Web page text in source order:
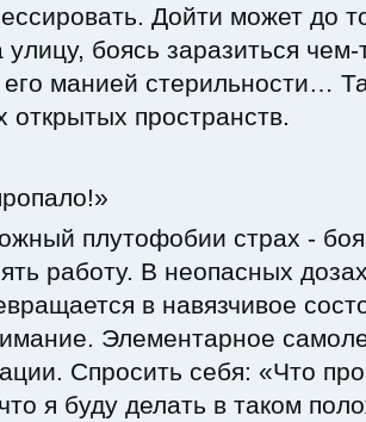
Дойти может до
улицу, боясь заразиться
манией стерильности…
открытых пространств.
плутофобии страх -
работу. В неопасных
в навязчивое
Элементарное
Спросить себя: «Что
я буду делать в таком